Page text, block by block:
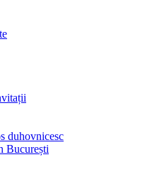
duhovnicesc
București